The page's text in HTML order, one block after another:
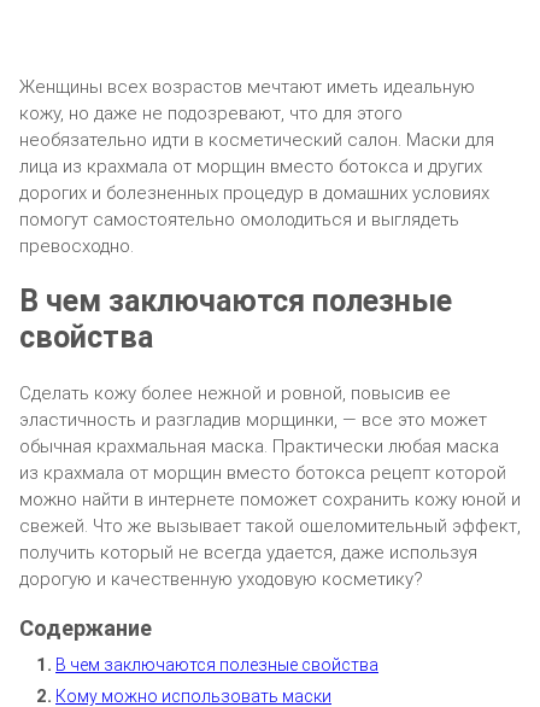
Женщины всех возрастов мечтают иметь идеальную
кожу, но даже не подозревают, что для этого
необязательно идти в косметический салон. Маски для
лица из крахмала от морщин вместо ботокса и других
дорогих и болезненных процедур в домашних условиях
помогут самостоятельно омолодиться и выглядеть
превосходно.
В чем заключаются полезные
свойства
Сделать кожу более нежной и ровной, повысив ее
эластичность и разгладив морщинки, — все это может
обычная крахмальная маска. Практически любая маска
из крахмала от морщин вместо ботокса рецепт которой
можно найти в интернете поможет сохранить кожу юной и
свежей. Что же вызывает такой ошеломительный эффект,
получить который не всегда удается, даже используя
дорогую и качественную уходовую косметику?
В чем заключаются полезные свойства
Кому можно использовать маски